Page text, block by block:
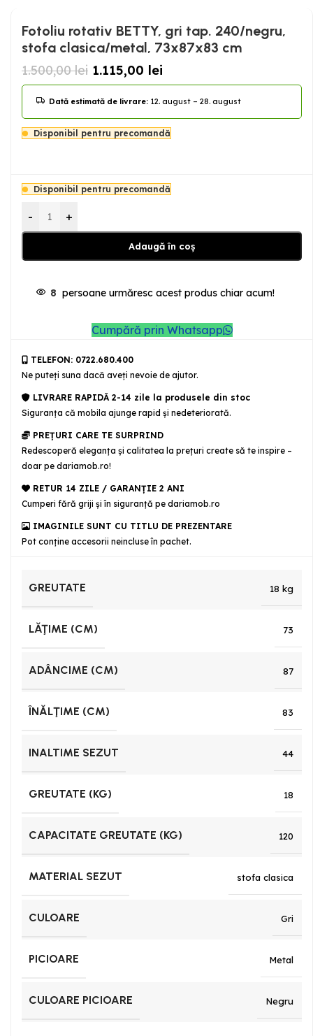
Fotoliu rotativ BETTY, gri tap. 240/negru,
stofa clasica/metal, 73x87x83 cm
1.500,00lei 1.115,00 lei
Dată estimată de livrare: 12. august – 28. august
Disponibil pentru precomandă
Disponibil pentru precomandă
- +
Adaugă în coș
8 persoane urmăresc acest produs chiar acum!
Cumpără prin Whatsapp
TELEFON: 0722.680.400
Ne puteţi suna dacă aveţi nevoie de ajutor.
LIVRARE RAPIDĂ 2-14 zile la produsele din stoc
Siguranţa că mobila ajunge rapid şi nedeteriorată.
PREȚURI CARE TE SURPRIND
Redescoperă eleganța și calitatea la prețuri create să te inspire –
doar pe dariamob.ro!
RETUR 14 ZILE / GARANŢIE 2 ANI
Cumperi fără griji şi în siguranţă pe dariamob.ro
IMAGINILE SUNT CU TITLU DE PREZENTARE
Pot conține accesorii neincluse în pachet.
GREUTATE 18 kg
LĂŢIME (CM) 73
ADÂNCIME (CM) 87
ÎNĂLŢIME (CM) 83
INALTIME SEZUT 44
GREUTATE (KG) 18
CAPACITATE GREUTATE (KG) 120
MATERIAL SEZUT stofa clasica
CULOARE Gri
PICIOARE Metal
CULOARE PICIOARE Negru